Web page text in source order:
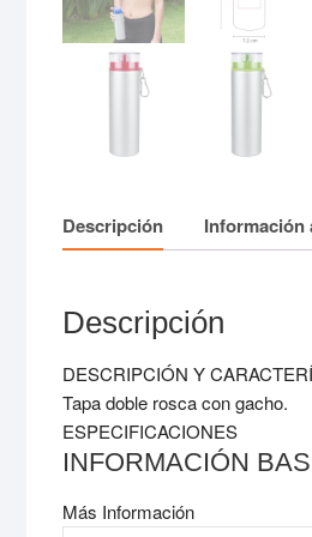
Descripción Información
Descripción
DESCRIPCIÓN Y
Tapa doble rosca con gacho.
ESPECIFICACIONES
INFORMACIÓN
Más Información